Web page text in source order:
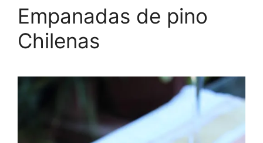
Empanadas de pino
Chilenas